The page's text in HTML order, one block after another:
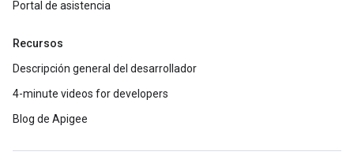
Portal de asistencia
Recursos
Descripción general del desarrollador
4-minute videos for developers
Blog de Apigee